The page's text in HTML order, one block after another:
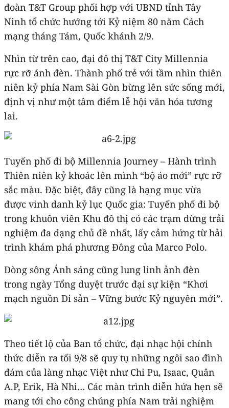
đoàn T&T Group phối hợp với UBND tỉnh Tây
Ninh tổ chức hướng tới Kỷ niệm 80 năm Cách
mạng tháng Tám, Quốc khánh 2/9.
Nhìn từ trên cao, đại đô thị T&T City Millennia
rực rỡ ánh đèn. Thành phố trẻ với tầm nhìn thiên
niên kỷ phía Nam Sài Gòn bừng lên sức sống mới,
định vị như một tâm điểm lễ hội văn hóa tương
lai.
Tuyến phố đi bộ Millennia Journey – Hành trình
Thiên niên kỷ khoác lên mình “bộ áo mới” rực rỡ
sắc màu. Đặc biệt, đây cũng là hạng mục vừa
được vinh danh kỷ lục Quốc gia: Tuyến phố đi bộ
trong khuôn viên Khu đô thị có các trạm dừng trải
nghiệm đa dạng chủ đề nhất, lấy cảm hứng từ hải
trình khám phá phương Đông của Marco Polo.
Dòng sông Ánh sáng cũng lung linh ảnh đèn
trong ngày Tổng duyệt trước đại sự kiện “Khơi
mạch nguồn Di sản – Vững bước Kỷ nguyên mới”.
Theo tiết lộ của Ban tổ chức, đại nhạc hội chính
thức diễn ra tối 9/8 sẽ quy tụ những ngôi sao đình
đám của làng nhạc Việt như Chi Pu, Isaac, Quân
A.P, Erik, Hà Nhi… Các màn trình diễn hứa hẹn sẽ
mang tới cho công chúng phía Nam trải nghiệm